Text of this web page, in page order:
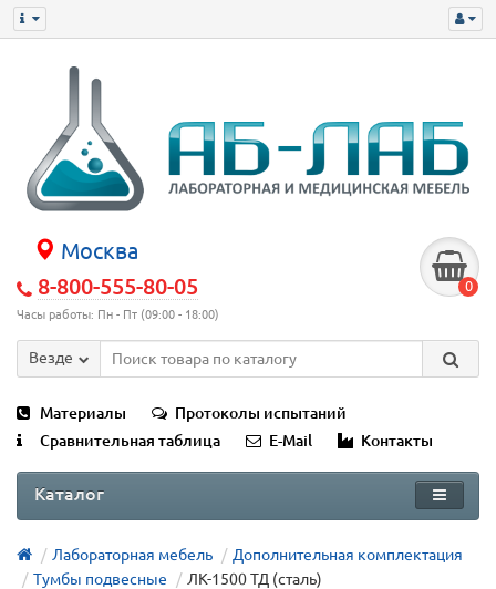
Москва
8-800-555-80-05
Часы работы: Пн - Пт (09:00 - 18:00)
0
Везде
Материалы
Протоколы испытаний
Сравнительная таблица
E-Mail Контакты
Каталог
Лабораторная мебель
Дополнительная комплектация
Тумбы подвесные
ЛК-1500 ТД (сталь)